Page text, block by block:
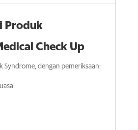
Produk
Check Up
Syndrome, dengan pemeriksaan: